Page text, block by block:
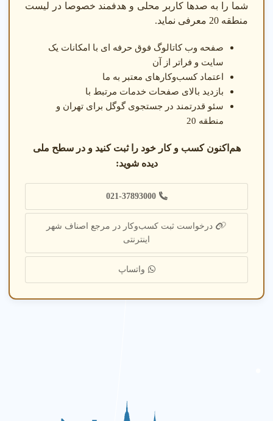
شما را به صدها کاربر محلی و هدفمند خصوصا در لیست
منطقه 20 معرفی نماید.
صفحه وب کاتالوگ فوق حرفه ای با امکانات یک
سایت و فراتر از آن
اعتماد کسب‌وکارهای معتبر به ما
بازدید بالای صفحات خدمات مرتبط با
سئو قدرتمند در جستجوی گوگل برای تهران و
منطقه 20
هم‌اکنون کسب و کار خود را ثبت کنید و در سطح ملی
دیده شوید:
021-37893000
درخواست ثبت کسب‌وکار در مرجع اصناف شهر
اینترنتی
واتساپ